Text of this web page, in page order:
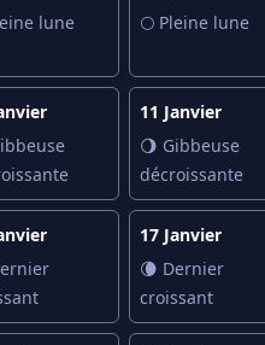
lune
🌕 Pleine lune
11 Janvier
🌖 Gibbeuse
décroissante
17 Janvier
🌘 Dernier
croissant